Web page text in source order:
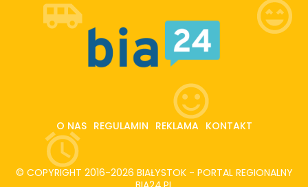
O NAS REGULAMIN REKLAMA KONTAKT
© COPYRIGHT 2016-2026 BIAŁYSTOK - PORTAL REGIONALNY